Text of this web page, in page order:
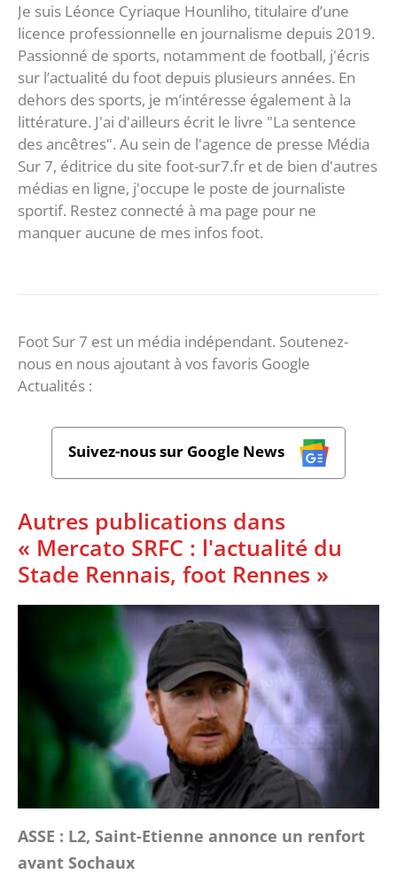
Je suis Léonce Cyriaque Hounliho, titulaire d’une
licence professionnelle en journalisme depuis 2019.
Passionné de sports, notamment de football, j'écris
sur l’actualité du foot depuis plusieurs années. En
dehors des sports, je m’intéresse également à la
littérature. J'ai d'ailleurs écrit le livre "La sentence
des ancêtres". Au sein de l'agence de presse Média
Sur 7, éditrice du site foot-sur7.fr et de bien d'autres
médias en ligne, j'occupe le poste de journaliste
sportif. Restez connecté à ma page pour ne
manquer aucune de mes infos foot.
Foot Sur 7 est un média indépendant. Soutenez-
nous en nous ajoutant à vos favoris Google
Actualités :
Suivez-nous sur Google News
Autres publications dans
« Mercato SRFC : l'actualité du
Stade Rennais, foot Rennes »
ASSE : L2, Saint-Etienne annonce un renfort
avant Sochaux